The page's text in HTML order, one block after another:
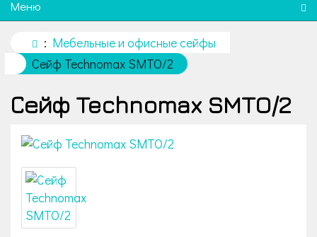
Меню
Мебельные и офисные сейфы
Сейф Technomax SMTO/2
Сейф Technomax SMTO/2